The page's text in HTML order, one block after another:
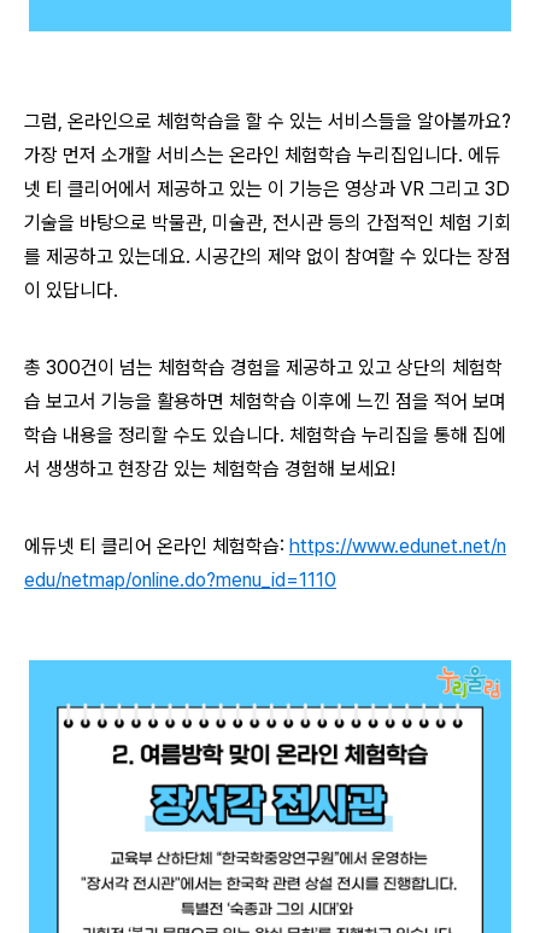
그럼, 온라인으로 체험학습을 할 수 있는 서비스들을 알아볼까요?
가장 먼저 소개할 서비스는 온라인 체험학습 누리집입니다. 에듀
넷 티 클리어에서 제공하고 있는 이 기능은 영상과 VR 그리고 3D
기술을 바탕으로 박물관, 미술관, 전시관 등의 간접적인 체험 기회
를 제공하고 있는데요. 시공간의 제약 없이 참여할 수 있다는 장점
이 있답니다.
총 300건이 넘는 체험학습 경험을 제공하고 있고 상단의 체험학
습 보고서 기능을 활용하면 체험학습 이후에 느낀 점을 적어 보며
학습 내용을 정리할 수도 있습니다. 체험학습 누리집을 통해 집에
서 생생하고 현장감 있는 체험학습 경험해 보세요!
에듀넷 티 클리어 온라인 체험학습: https://www.edunet.net/n
edu/netmap/online.do?menu_id=1110